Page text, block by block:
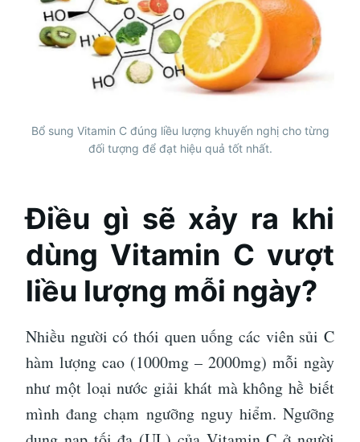
Bổ sung Vitamin C đúng liều lượng khuyến nghị cho từng
đối tượng để đạt hiệu quả tốt nhất.
Điều gì sẽ xảy ra khi
dùng Vitamin C vượt
liều lượng mỗi ngày?
Nhiều người có thói quen uống các viên sủi C
hàm lượng cao (1000mg – 2000mg) mỗi ngày
như một loại nước giải khát mà không hề biết
mình đang chạm ngưỡng nguy hiểm. Ngưỡng